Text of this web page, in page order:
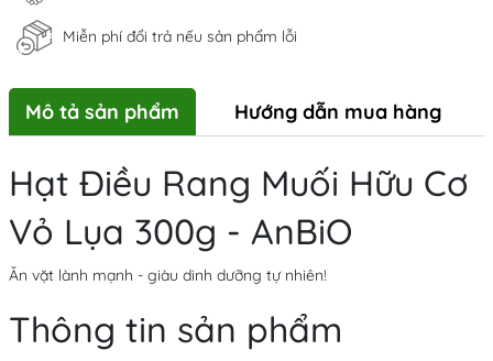
Miễn phí đổi trả nếu sản phẩm lỗi
Mô tả sản phẩm Hướng dẫn mua hàng
Hạt Điều Rang Muối Hữu Cơ
Vỏ Lụa 300g - AnBiO
Ăn vặt lành mạnh - giàu dinh dưỡng tự nhiên!
Thông tin sản phẩm